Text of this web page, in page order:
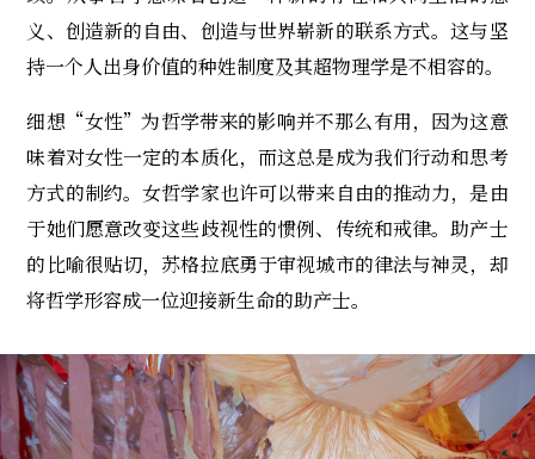
义、创造新的自由、创造与世界崭新的联系方式。这与坚
持一个人出身价值的种姓制度及其超物理学是不相容的。
细想“女性”为哲学带来的影响并不那么有用，因为这意
味着对女性一定的本质化，而这总是成为我们行动和思考
方式的制约。女哲学家也许可以带来自由的推动力，是由
于她们愿意改变这些歧视性的惯例、传统和戒律。助产士
的比喻很贴切，苏格拉底勇于审视城市的律法与神灵，却
将哲学形容成一位迎接新生命的助产士。